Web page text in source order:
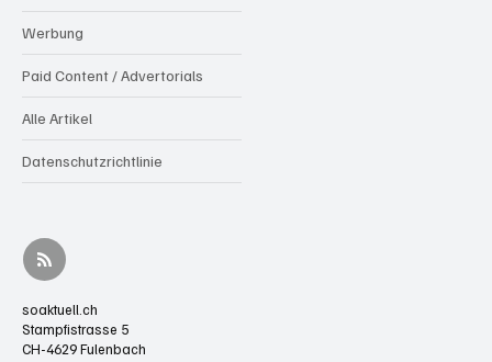
Werbung
Paid Content / Advertorials
Alle Artikel
Datenschutzrichtlinie
soaktuell.ch
Stampfistrasse 5
CH-4629 Fulenbach